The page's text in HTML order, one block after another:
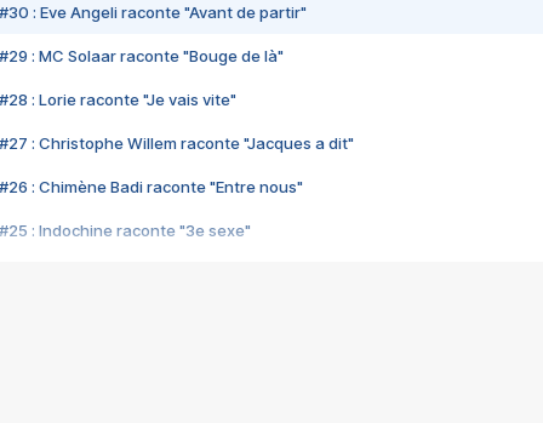
#30 : Eve Angeli raconte "Avant de partir"
#29 : MC Solaar raconte "Bouge de là"
#28 : Lorie raconte "Je vais vite"
#27 : Christophe Willem raconte "Jacques a dit"
#26 : Chimène Badi raconte "Entre nous"
#25 : Indochine raconte "3e sexe"